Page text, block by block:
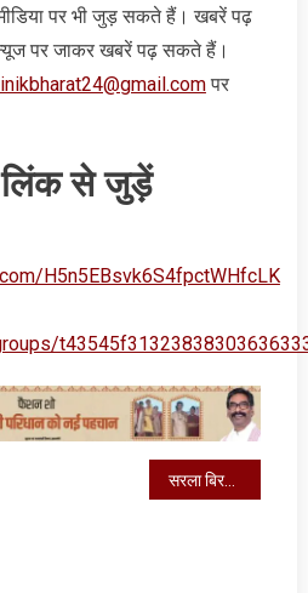
पर भी जुड़ सकते हैं। खबरें पढ़
पर जाकर खबरें पढ़ सकते हैं।
पर
लिंक से जुड़ें
H5n5EBsvk6S4fpctWHfcLK
सरला बिरला पब्लिक स्कूल के युवा प्रतिभाओं का हुआ सम्मान